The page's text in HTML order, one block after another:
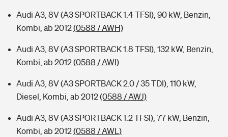
Audi A3, 8V (A3 SPORTBACK 1.4 TFSI), 90 kW, Benzin,
Kombi, ab 2012(0588 / AWH)
Audi A3, 8V (A3 SPORTBACK 1.8 TFSI), 132 kW, Benzin,
Kombi, ab 2012(0588 / AWI)
Audi A3, 8V (A3 SPORTBACK 2.0 / 35 TDI), 110 kW,
Diesel, Kombi, ab 2012(0588 / AWJ)
Audi A3, 8V (A3 SPORTBACK 1.2 TFSI), 77 kW, Benzin,
Kombi, ab 2012(0588 / AWL)